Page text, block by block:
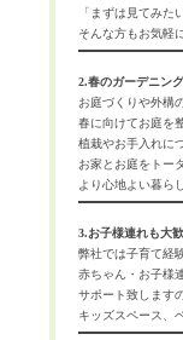
「まずは見てみた
そんな方もお気軽
2.春のガーデニン
お庭づくりや外構
春に向けてお庭を
植栽やお手入れに
お家とお庭をトー
より心地よい暮ら
3.お子様連れも大
弊社では子育て経
赤ちゃん・お子様
サポート致します
キッズスペース、